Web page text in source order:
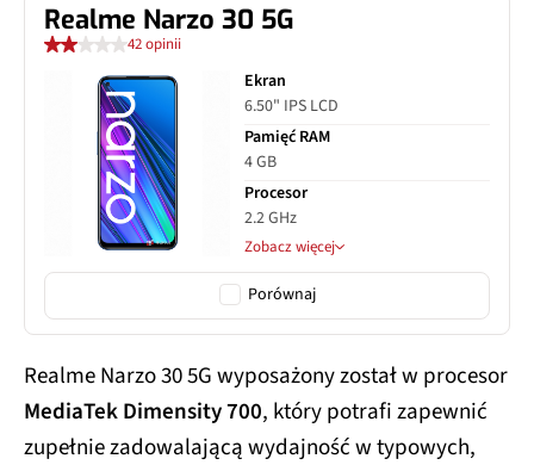
Realme Narzo 30 5G
42 opinii
Ekran
6.50" IPS LCD
Pamięć RAM
4 GB
Procesor
2.2 GHz
Zobacz więcej
Porównaj
Realme Narzo 30 5G wyposażony został w procesor
MediaTek Dimensity 700, który potrafi zapewnić
zupełnie zadowalającą wydajność w typowych,